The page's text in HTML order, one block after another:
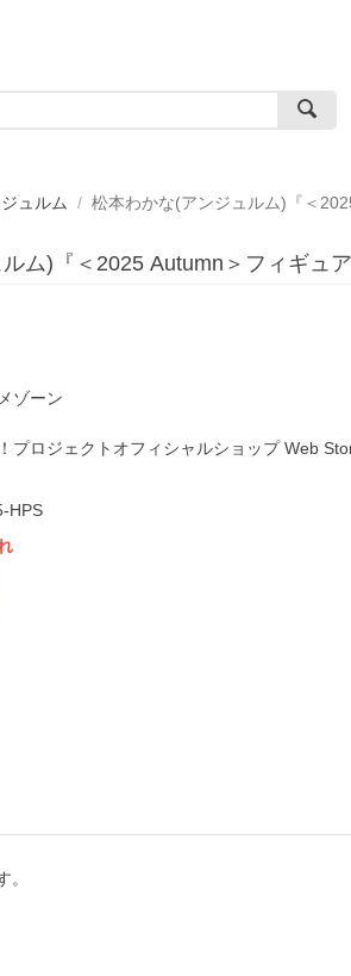
ュルム / 松本わかな(アンジュルム)『＜
ム)『＜2025 Autumn＞フィギュ
ゾーン
プロジェクトオフィシャルショップ Web
HPS